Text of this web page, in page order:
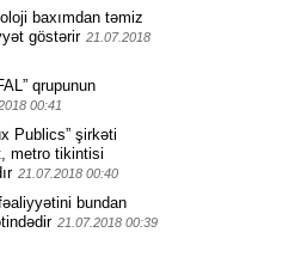
baxımdan təmiz
göstərir 21.07.2018
qrupunun
00:41
Publics” şirkəti
metro tikintisi
21.07.2018 00:40
bundan
21.07.2018 00:39